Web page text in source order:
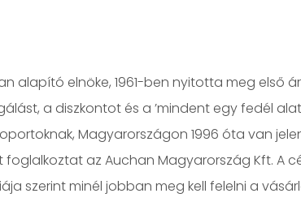
alapító elnöke, 1961-ben nyitotta meg első
a diszkontot és a ’mindent egy fedél
Magyarországon 1996 óta van
foglalkoztat az Auchan Magyarország Kft. A
szerint minél jobban meg kell felelni a